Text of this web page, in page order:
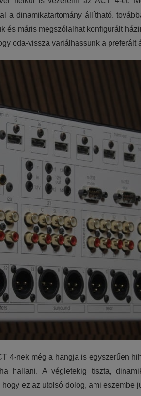
a dinamikatartomány állítható,
és máris megszólalhat konfigurált
oda-vissza variálhassunk a preferált
4-nek még a hangja is egyszerűen
hallani. A végletekig tiszta,
ez az utolsó dolog, ami eszembe